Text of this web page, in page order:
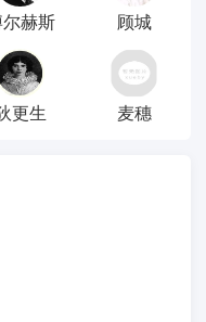
赫斯 顾城
更生 麦穗